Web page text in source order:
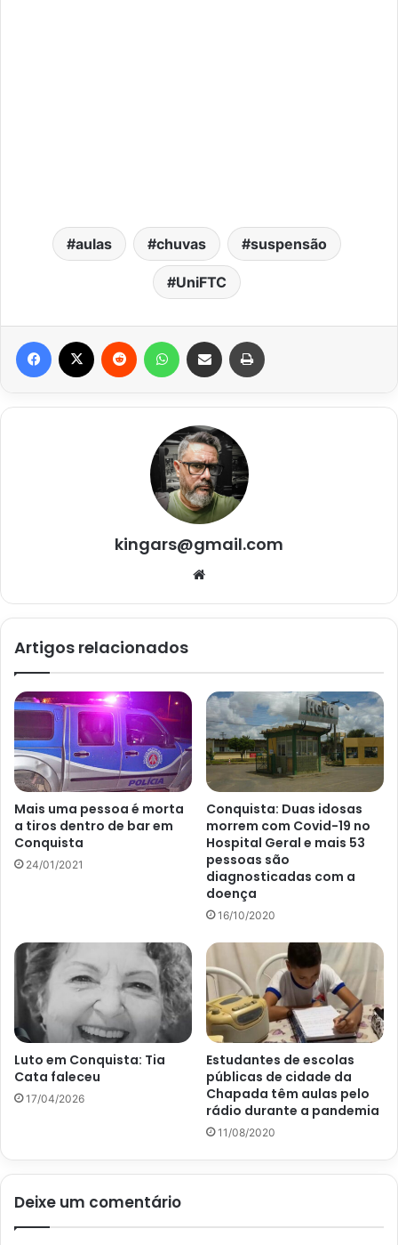
aulas chuvas suspensão
UniFTC
Facebook Reddit WhatsAppCompartilhar via e-mail
kingars@gmail.com
Artigos relacionados
Mais uma pessoa é morta
a tiros dentro de bar em
Conquista
24/01/2021
Conquista: Duas idosas
morrem com Covid-19 no
Hospital Geral e mais 53
pessoas são
diagnosticadas com a
doença
16/10/2020
Luto em Conquista: Tia
Cata faleceu
17/04/2026
Estudantes de escolas
públicas de cidade da
Chapada têm aulas pelo
rádio durante a pandemia
11/08/2020
Deixe um comentário